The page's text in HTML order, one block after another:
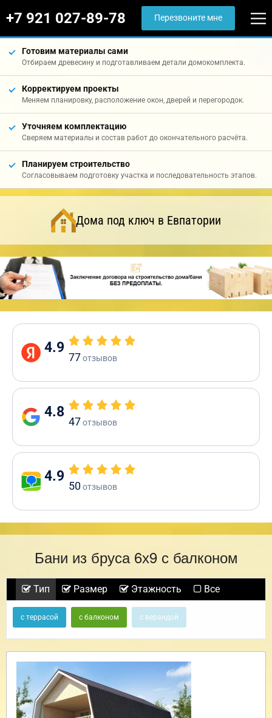
+7 921 027-89-78 Перезвоните мне
Готовим материалы сами
Отбираем древесину и подготавливаем детали домокомплекта.
Корректируем проекты
Меняем планировку, расположение окон, дверей и перегородок.
Уточняем комплектацию
Сверяем материалы и состав работ до окончательного расчёта.
Планируем строительство
Согласовываем подготовку участка и последовательность этапов.
Дома под ключ в Евпатории
4.9
77отзывов
4.8
47отзывов
4.9
50отзывов
Бани из бруса 6х9 с балконом
Тип Размер Этажность Все
с террасой с балконом с верандой